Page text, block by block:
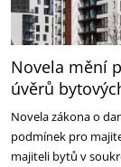
Novela mění
úvěrů
Novela zákona o
podmínek pro
majiteli bytů v